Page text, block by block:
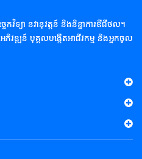
វិទ្យា នវានុវត្តន៍ និងនិន្នាការឌីជីថល។
ឌ្ឍន៍ បុគ្គលបង្កើតអាជីវកម្ម និងអ្នកចូល